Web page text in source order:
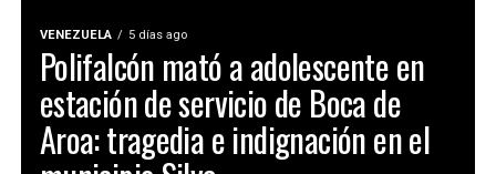
VENEZUELA 5 días ago
Polifalcón mató a adolescente en
estación de servicio de Boca de
Aroa: tragedia e indignación en el